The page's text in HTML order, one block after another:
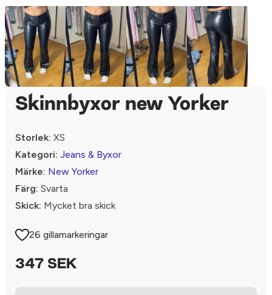
Skinnbyxor new Yorker
Storlek: XS
Kategori: Jeans & Byxor
Märke: New Yorker
Färg: Svarta
Skick: Mycket bra skick
26 gillamarkeringar
347 SEK